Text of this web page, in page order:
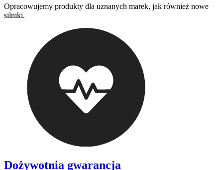
Opracowujemy produkty dla uznanych marek, jak również nowe
silniki.
Dożywotnia gwarancja